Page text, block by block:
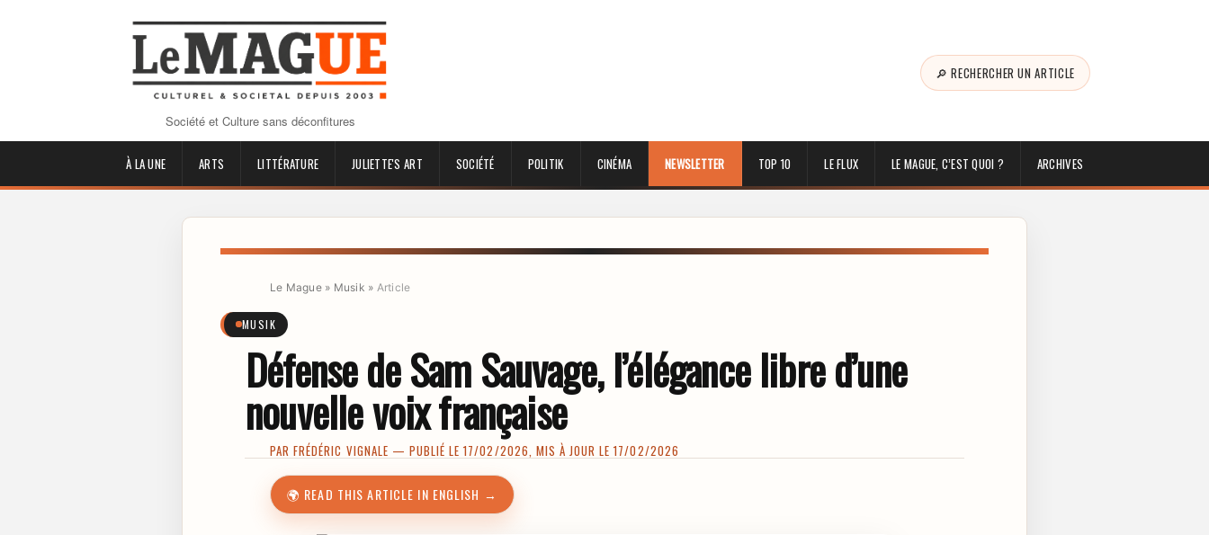
Société et Culture sans déconfitures
🔎 RECHERCHER UN ARTICLE
À LA UNE ARTS LITTÉRATURE JULIETTE'S ART SOCIÉTÉ POLITIK CINÉMA NEWSLETTER TOP 10 LE FLUX LE MAGUE, C’EST QUOI ? ARCHIVES
Le Mague» Musik » Article
MUSIK
Défense de Sam Sauvage, l’élégance libre d’une
nouvelle voix française
PARFRÉDÉRIC VIGNALE — PUBLIÉ LE 17/02/2026, MIS À JOUR LE 17/02/2026
🌍 READ THIS ARTICLE IN ENGLISH →